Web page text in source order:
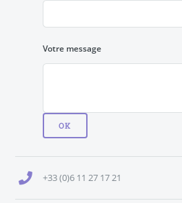
Votre message
+33 (0)6 11 27 17 21